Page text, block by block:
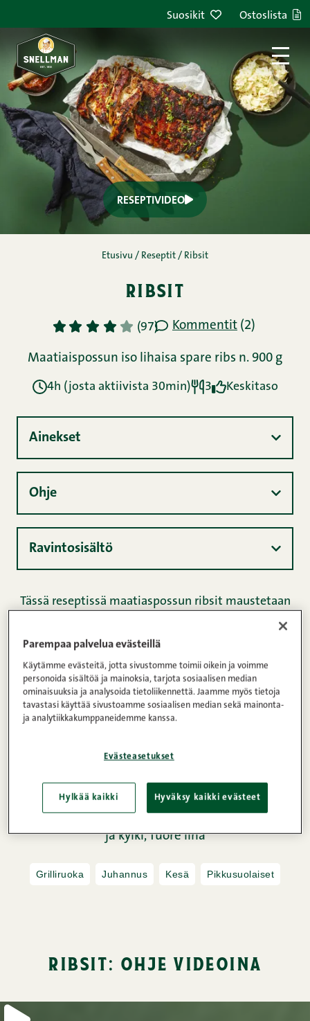
Suosikit Ostoslista
Parempaa palvelua evästeillä
Käytämme evästeitä, jotta sivustomme toimii oikein ja voimme
personoida sisältöä ja mainoksia, tarjota sosiaalisen median
ominaisuuksia ja analysoida tietoliikennettä. Jaamme myös tietoja
tavastasi käyttää sivustoamme sosiaalisen median sekä mainonta-
ja analytiikkakumppaneidemme kanssa.
Evästeasetukset
Hylkää kaikki Hyväksy kaikki evästeet